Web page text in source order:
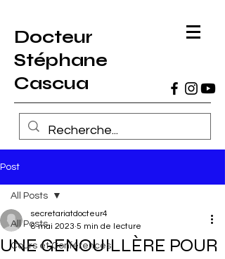
Docteur
Stéphane
Cascua
Post
All Posts
Cours et Conférences
All Posts
UNE GENOUILLÈRE POUR
secretariatdocteur4
8 mai 2023 5 min de lecture